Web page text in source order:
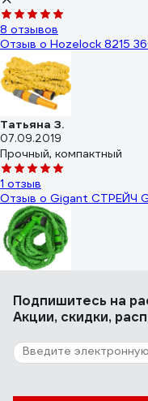
8 отзывов
Отзыв о Hozelock 8215
Татьяна З.
07.09.2019
Прочный, компактный
1 отзыв
Отзыв о Gigant СТРЕЙЧ
02.01.2017
Качество шланга
Отзыв о UNIPUMP ROLL
Подпишитесь на
Акции, скидки,